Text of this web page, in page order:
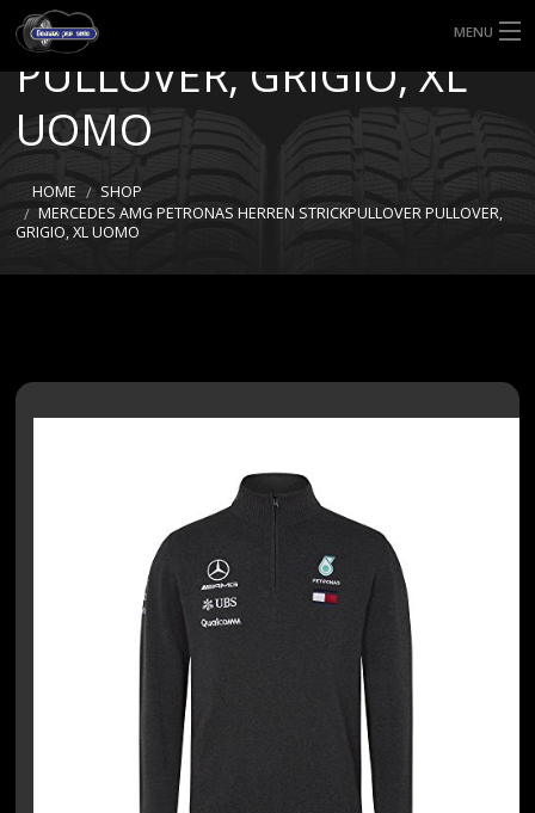
MENU
HOME
TIPI DI GOMME
MISURE GOMME
STRICKPULLOVER
PULLOVER, GRIGIO, XL
UOMO
HOME
SHOP
MERCEDES AMG PETRONAS HERREN STRICKPULLOVER PULLOVER,
GRIGIO, XL UOMO